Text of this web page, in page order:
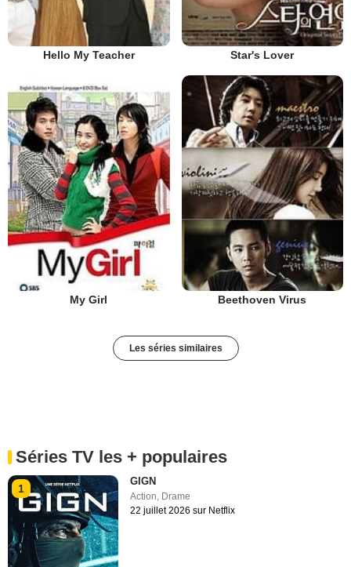
Hello My Teacher Star's Lover
My Girl Beethoven Virus
Les séries similaires
Séries TV les + populaires
1
GIGN
Action, Drame
22 juillet 2026 sur Netflix